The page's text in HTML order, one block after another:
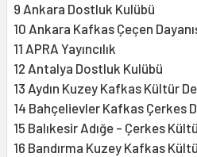
9 Ankara Dostluk Kulübü
10 Ankara Kafkas Çeçen
11 APRA Yayıncılık
12 Antalya Dostluk Kulübü
13 Aydın Kuzey Kafkas Kültür
14 Bahçelievler Kafkas Çerkes
15 Balıkesir Adığe - Çerkes
16 Bandırma Kuzey Kafkas